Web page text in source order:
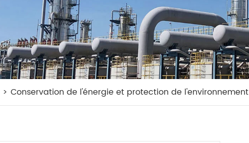
Conservation de l'énergie et protection de l'environnement